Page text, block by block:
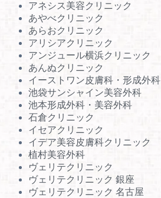
アネシス美容クリニック
あやべクリニック
あらおクリニック
アリシアクリニック
アンジュール横浜クリニック
あんぬクリニック
イーストワン皮膚科・形成外科
池袋サンシャイン美容外科
池本形成外科・美容外科
石倉クリニック
イセアクリニック
イデア美容皮膚科クリニック
植村美容外科
ヴェリテクリニック
ヴェリテクリニック 銀座
ヴェリテクリニック 名古屋